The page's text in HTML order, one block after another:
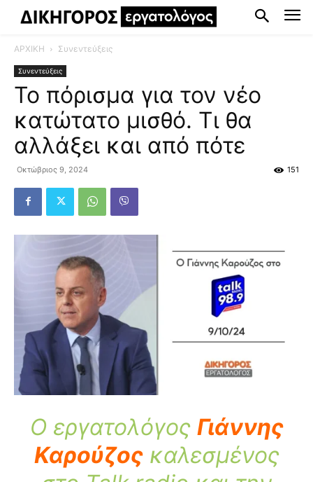
ΑΡΧΙΚΗ Συνεντεύξεις
Συνεντεύξεις
Το πόρισμα για τον νέο
κατώτατο μισθό. Τι θα
αλλάξει και από πότε
Οκτώβριος 9, 2024 151
Ο εργατολόγος Γιάννης
Καρούζοςκαλεσμένος